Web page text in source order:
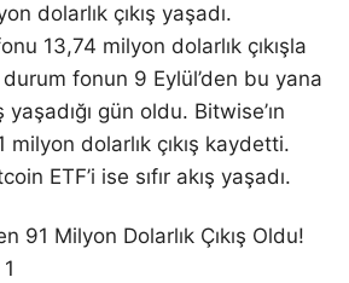
dolarlık çıkış yaşadı.
13,74 milyon dolarlık çıkışla
fonun 9 Eylül’den bu yana
gün oldu. Bitwise’ın
milyon dolarlık çıkış kaydetti.
ETF’i ise sıfır akış yaşadı.